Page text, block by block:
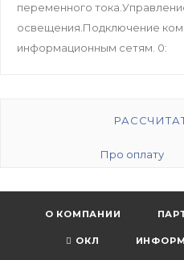
переменного
освещения.Подключение
информационным сетям. 0:
Про оплату
О КОМПАНИИ
ОКЛ